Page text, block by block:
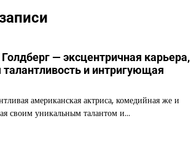
— эксцентричная карьера,
и интригующая
американская актриса, комедийная же и
своим уникальным талантом и…